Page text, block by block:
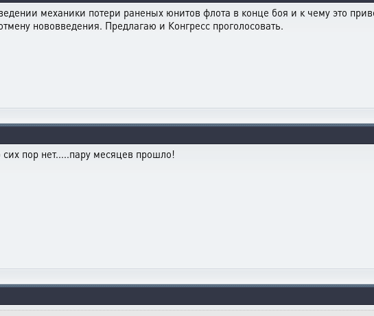
механики потери раненых юнитов флота в конце боя и к чему это
нововведения. Предлагаю и Конгресс проголосовать.
пор нет.....пару месяцев прошло!